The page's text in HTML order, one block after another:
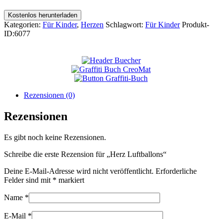
Kostenlos herunterladen
Kategorien: Für Kinder, Herzen Schlagwort: Für Kinder Produkt-
ID:6077
Rezensionen (0)
Rezensionen
Es gibt noch keine Rezensionen.
Schreibe die erste Rezension für „Herz Luftballons“
Deine E-Mail-Adresse wird nicht veröffentlicht. Erforderliche
Felder sind mit * markiert
Name *
E-Mail *